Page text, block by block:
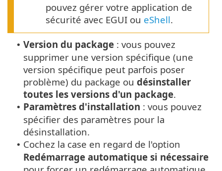
pouvez gérer votre application de
sécurité avec EGUI ou eShell.
• Version du package : vous pouvez
supprimer une version spécifique (une
version spécifique peut parfois poser
problème) du package ou désinstaller
toutes les versions d'un package.
• Paramètres d'installation : vous pouvez
spécifier des paramètres pour la
désinstallation.
• Cochez la case en regard de l'option
Redémarrage automatique si nécessaire